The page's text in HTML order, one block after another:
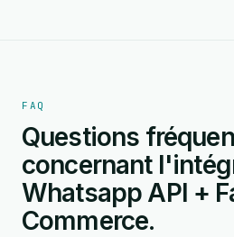
FAQ
Questions
concernant
Whatsapp API +
Commerce.